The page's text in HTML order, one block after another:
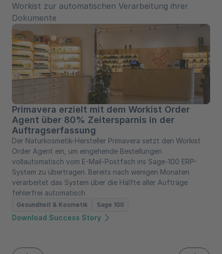
Workist zur automatischen Verarbeitung ihrer
Dokumente
Primavera erzielt mit dem Workist Order
Agent über 80% Zeitersparnis in der
Auftragserfassung
Der Naturkosmetik-Hersteller Primavera setzt den Workist
Order Agent ein, um eingehende Bestellungen
vollautomatisch vom E-Mail-Postfach ins Sage-100 ERP-
System zu übertragen. Bereits nach wenigen Monaten
verarbeitet das System über die Hälfte aller Aufträge
fehlerfrei automatisch
Gesundheit & Kosmetik Sage 100
Download Success Story